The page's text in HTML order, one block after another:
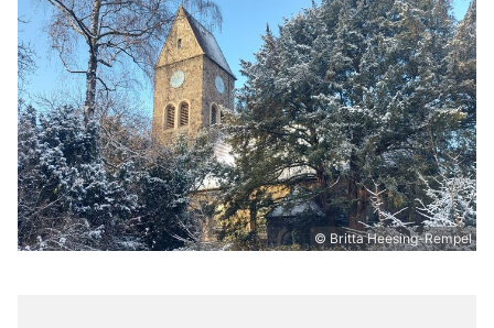
© Britta Heesing-Rempel